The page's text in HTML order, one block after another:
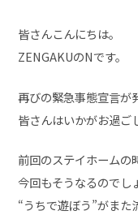
皆さんこんにちは。
ZENGAKUのNです。
再びの緊急事態宣言が
皆さんはいかがお過ご
前回のステイホームの
今回もそうなるのでし
“うちで遊ぼう”がまた